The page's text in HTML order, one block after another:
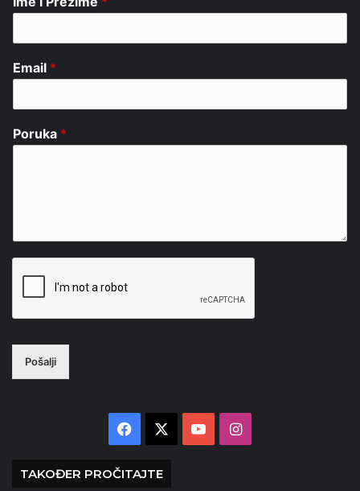
Email *
Poruka *
Pošalji
Facebook YouTubeInstagram
TAKOĐER PROČITAJTE